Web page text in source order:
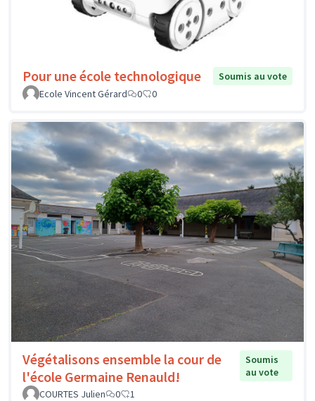
Pour une école technologique
Soumis au vote
Ecole Vincent Gérard
0 0
Végétalisons ensemble la cour de
l'école Germaine Renauld!
Soumis
au vote
COURTES Julien
0 1